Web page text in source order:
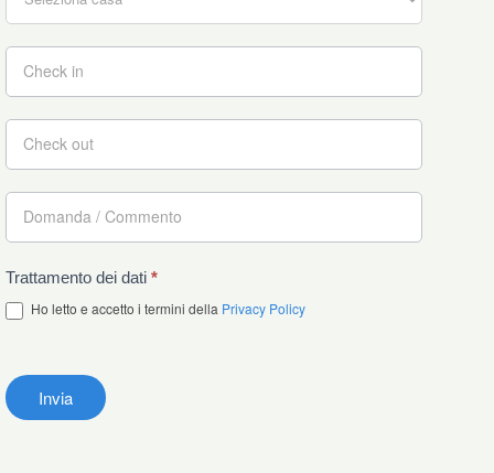
Trattamento dei dati *
Ho letto e accetto i termini della Privacy Policy